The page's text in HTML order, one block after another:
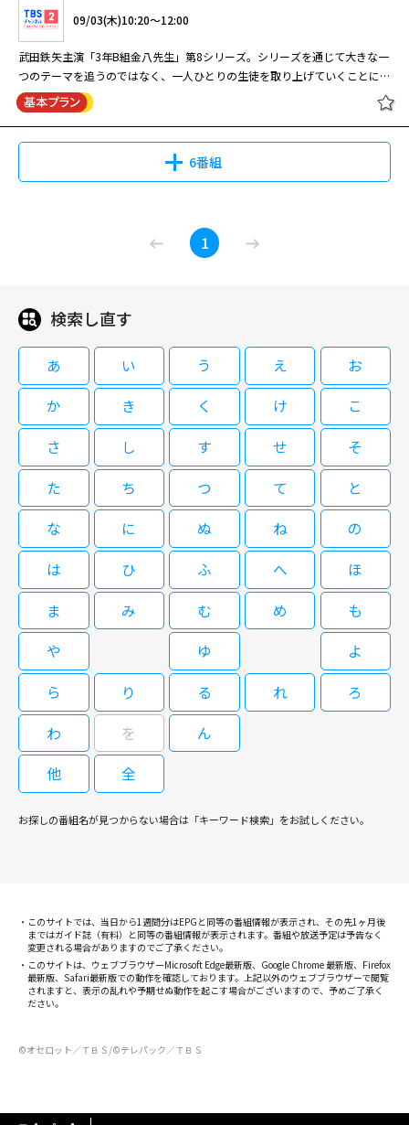
草刈正雄主演のサスペンスドラマ。中年弁護士が冤罪被害者の名誉のために
権力と闘う。出演はほかに本仮屋ユイカ、黒川芽以、渡辺いっけい、八嶋智
人、高橋克実。 閑静な住宅街を震え上がらせた連続通り魔殺人事件の犯人
と目された一人の青年が、証拠不十分にもかかわらず警察に確保され、過剰
な公務執行によって命を落としてしまう。このことを知った中年弁護士・水
木邦夫（草刈正雄）は引退を撤回し、青年の名誉のために立ち上がる
が・・・。
09/03(木)10:20～12:00
武田鉄矢主演「3年B組金八先生」第8シリーズ。シリーズを通じて大きな一
つのテーマを追うのではなく、一人ひとりの生徒を取り上げていくことによ
り、現代の15歳を取り巻く問題・悩みを描き出していく。インターネット
の普及から「学校裏サイト」という存在を知った金八は、「私」というタイ
共にし、親には堂々と説教をする金八が「学校とは何のためにあるのか」を
問う。生徒役で真田佑馬、亀井拓、忽那汐里、草刈麻有、高畑充希らが出
6番組
［字］３年Ｂ組金八先生（第８シリ
ーズ）「スタートスペシャル ギラリ
と光るダイヤのような日！」第1回
09/03(木)10:20～12:00
武田鉄矢主演「3年B組金八先生」第8シリーズ。シリーズを通じて大きな一
つのテーマを追うのではなく、一人ひとりの生徒を取り上げていくことによ
り、現代の15歳を取り巻く問題・悩みを描き出していく。インターネット
の普及から「学校裏サイト」という存在を知った金八は、「私」というタイ
トルで「心のHP」への書き込みノートの提出を試みる。生徒と喜怒哀楽を
共にし、親には堂々と説教をする金八が「学校とは何のためにあるのか」を
問う。生徒役で真田佑馬、亀井拓、忽那汐里、草刈麻有、高畑充希らが出
［字］３年Ｂ組金八先生（第８シリ
ーズ）「赤い私服の転校生」第2回
09/04(金)10:20～11:10
武田鉄矢主演「3年B組金八先生」第8シリーズ。シリーズを通じて大きな一
つのテーマを追うのではなく、一人ひとりの生徒を取り上げていくことによ
り、現代の15歳を取り巻く問題・悩みを描き出していく。インターネット
の普及から「学校裏サイト」という存在を知った金八は、「私」というタイ
トルで「心のHP」への書き込みノートの提出を試みる。生徒と喜怒哀楽を
共にし、親には堂々と説教をする金八が「学校とは何のためにあるのか」を
問う。生徒役で真田佑馬、亀井拓、忽那汐里、草刈麻有、高畑充希らが出
演。
［字］３年Ｂ組金八先生（第８シリ
ーズ）「広がる私服登校」第3回
09/04(金)11:10～12:00
つのテーマを追うのではなく、一人ひとりの生徒を取り上げていくことによ
問う。生徒役で真田佑馬、亀井拓、忽那汐里、草刈麻有、高畑充希らが出
演。
ーズ）「父親はウザイか？」第4回
09/07(月)10:20～11:10
つのテーマを追うのではなく、一人ひとりの生徒を取り上げていくことによ
トルで「心のHP」への書き込みノートの提出を試みる。生徒と喜怒哀楽を
1
検索し直す
あ い う え
お
か
き く け
こ
さ
し す せ
そ
た
ち つ て
と
な
に ぬ ね
の
は
ひ ふ へ
ほ
ま
み む め
も
や
ゆ
よ
ら
り る れ
ろ
わ
を
ん
他
全
お探しの番組名が見つからない場合は「キーワード検索」をお試しください。
このサイトでは、当日から1週間分はEPGと同等の番組情報が表示され、その先1ヶ月後
まではガイド誌（有料）と同等の番組情報が表示されます。番組や放送予定は予告なく
変更される場合がありますのでご了承ください。
このサイトは、ウェブブラウザーMicrosoft Edge最新版、Google Chrome 最新版、Firefox
最新版、Safari最新版での動作を確認しております。上記以外のウェブブラウザーで閲覧
されますと、表示の乱れや予期せぬ動作を起こす場合がございますので、予めご了承く
ださい。
©オセロット／ＴＢＳ/©テレパック／ＴＢＳ